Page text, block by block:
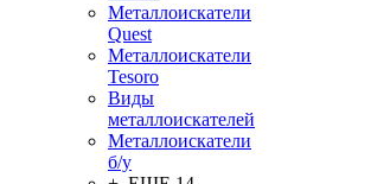
Металлоискатели
Quest
Металлоискатели
Tesoro
Виды
металлоискателей
Металлоискатели
б/у